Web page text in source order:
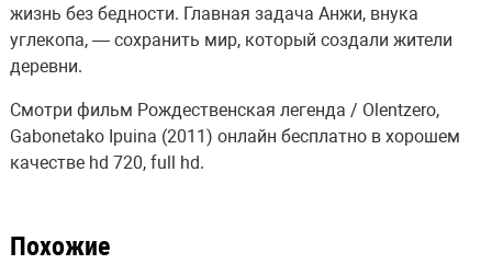
жизнь без бедности. Главная задача Анжи, внука
углекопа, — сохранить мир, который создали жители
деревни.
Смотри фильм Рождественская легенда / Olentzero,
Gabonetako Ipuina (2011) онлайн бесплатно в хорошем
качестве hd 720, full hd.
Похожие